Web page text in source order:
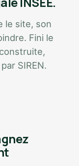
le site, son
Fini le
SIREN.